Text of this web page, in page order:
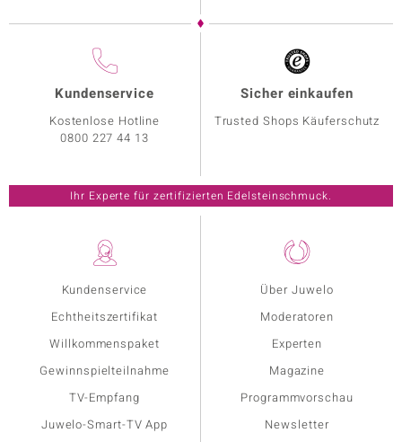
Kundenservice
Echtheitszertifikat
Willkommenspaket
Gewinnspielteilnahme
TV-Empfang
Juwelo-Smart-TV App
Über Juwelo
Moderatoren
Experten
Magazine
Programmvorschau
Newsletter
Kundenservice
Kostenlose Hotline
0800 227 44 13
Sicher einkaufen
Trusted Shops Käuferschutz
Ihr Experte für zertifizierten Edelsteinschmuck.